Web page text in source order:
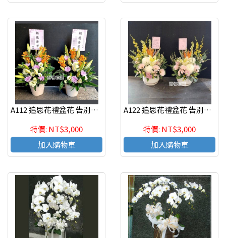
A112 追思花禮盆花 告別式花禮(一對)
特價: NT$3,000
加入購物車
A122 追思花禮盆花 告別式花禮(一對)
特價: NT$3,000
加入購物車